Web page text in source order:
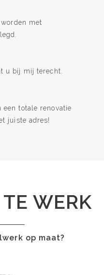
met
u bij mij terecht.
een totale renovatie
juiste adres!
WERK
op maat?